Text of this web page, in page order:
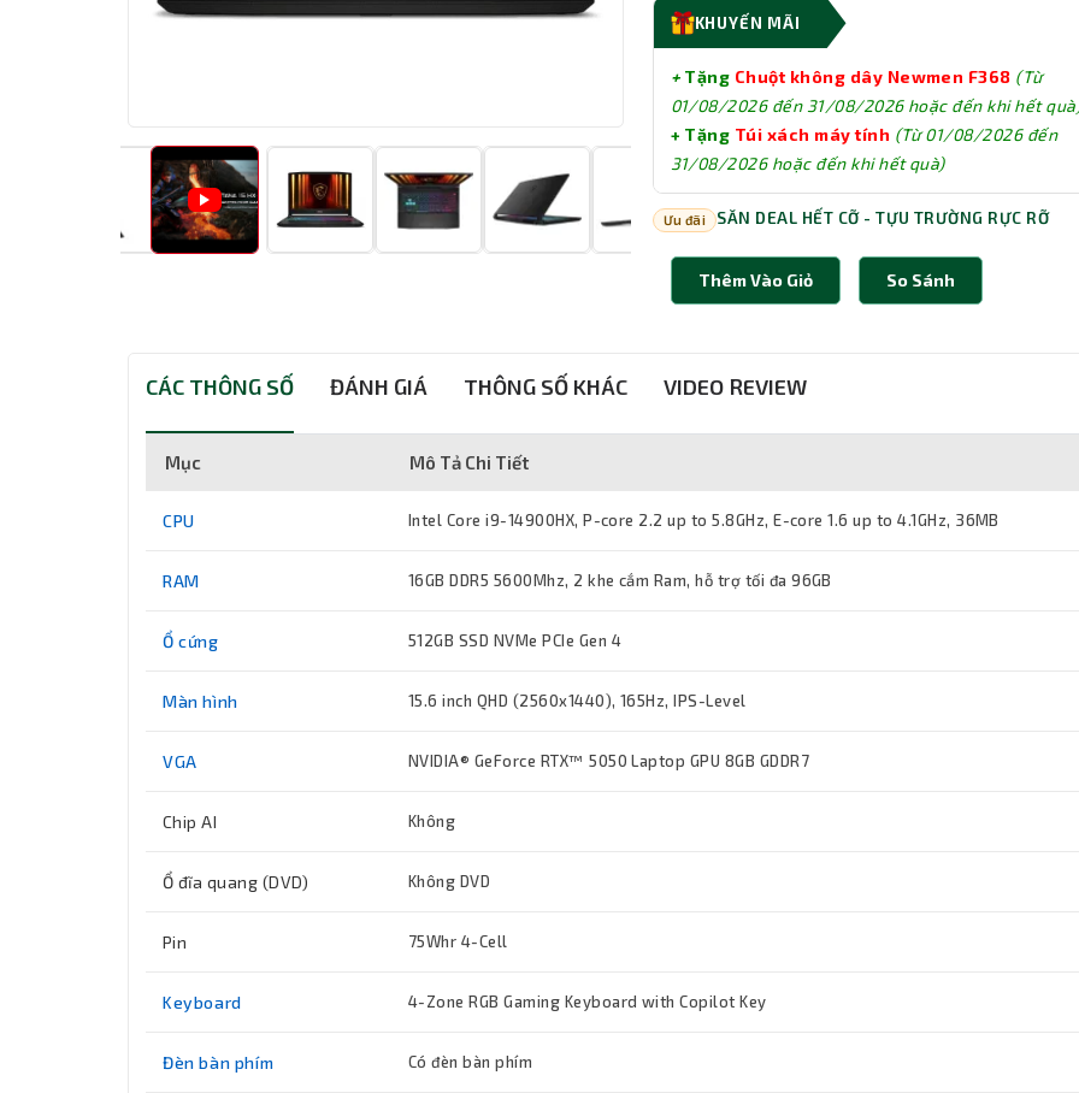
KHUYẾN MÃI
+Tặng Chuột không dây Newmen F368 (Từ
01/08/2026 đến 31/08/2026 hoặc đến khi hết
+ Tặng Túi xách máy tính (Từ01/08/2026 đến
31/08/2026 hoặc đến khi hết quà)
Ưu đãi SĂN DEAL HẾT CỠ - TỰU TRƯỜNG RỰC RỠ
Thêm Vào Giỏ So Sánh
CÁC THÔNG SỐ ĐÁNH GIÁ THÔNG SỐ KHÁC VIDEO REVIEW
Mục Mô Tả Chi Tiết
CPU Intel Core i9-14900HX, P-core 2.2 up to 5.8GHz, E-core 1.6 up to 4.1GHz, 36MB
RAM 16GB DDR5 5600Mhz, 2 khe cắm Ram, hỗ trợ tối đa 96GB
Ổ cứng 512GB SSD NVMe PCIe Gen 4
Màn hình 15.6 inch QHD (2560x1440), 165Hz, IPS-Level
VGA NVIDIA® GeForce RTX™ 5050 Laptop GPU 8GB GDDR7
Chip AI Không
Ổ đĩa quang (DVD) Không DVD
Pin 75Whr 4-Cell
Keyboard 4-Zone RGB Gaming Keyboard with Copilot Key
Đèn bàn phím Có đèn bàn phím